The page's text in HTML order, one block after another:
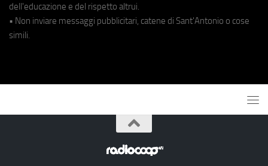
dell'educazione e del rispetto altrui.
• Non inviare messaggi pubblicitari, catene di Sant'Antonio o cose
simili.